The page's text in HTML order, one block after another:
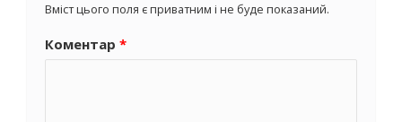
Вміст цього поля є приватним і не буде показаний.
Коментар *